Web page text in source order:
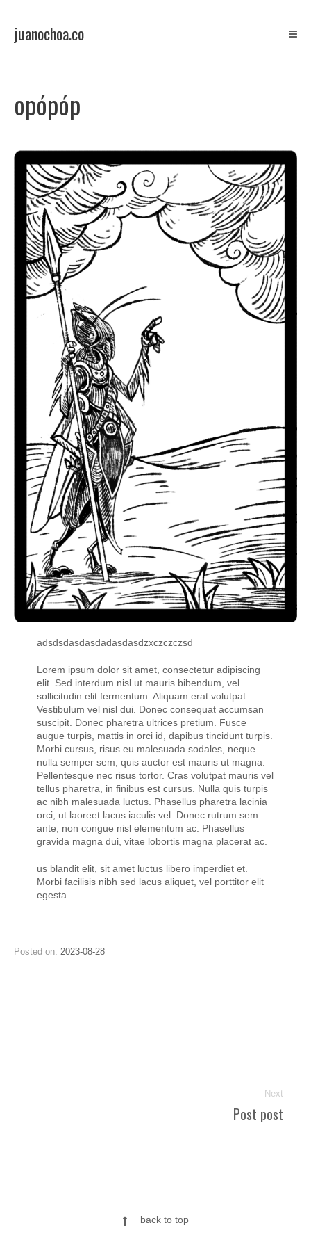
content
juanochoa.co
opópóp
adsdsdasdasdadasdasdzxczczczsd
Lorem ipsum dolor sit amet, consectetur adipiscing
elit. Sed interdum nisl ut mauris bibendum, vel
sollicitudin elit fermentum. Aliquam erat volutpat.
Vestibulum vel nisl dui. Donec consequat accumsan
suscipit. Donec pharetra ultrices pretium. Fusce
augue turpis, mattis in orci id, dapibus tincidunt turpis.
Morbi cursus, risus eu malesuada sodales, neque
nulla semper sem, quis auctor est mauris ut magna.
Pellentesque nec risus tortor. Cras volutpat mauris vel
tellus pharetra, in finibus est cursus. Nulla quis turpis
ac nibh malesuada luctus. Phasellus pharetra lacinia
orci, ut laoreet lacus iaculis vel. Donec rutrum sem
ante, non congue nisl elementum ac. Phasellus
gravida magna dui, vitae lobortis magna placerat ac.
us blandit elit, sit amet luctus libero imperdiet et.
Morbi facilisis nibh sed lacus aliquet, vel porttitor elit
egesta
Posted on: 2023-08-28
Next
Post post
back to top